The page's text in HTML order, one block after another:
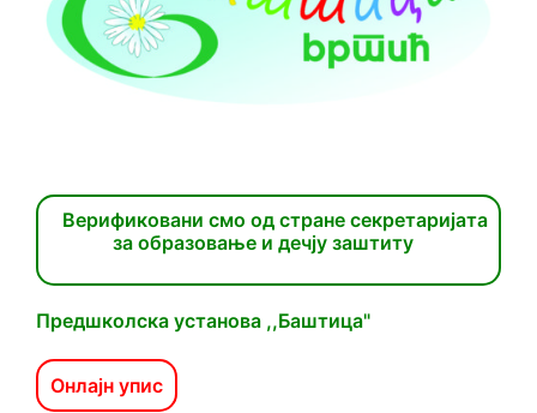
Верификовани смо од стране секретаријата
за образовање и дечју заштиту
Предшколска установа ,,Баштица"
Онлајн упис